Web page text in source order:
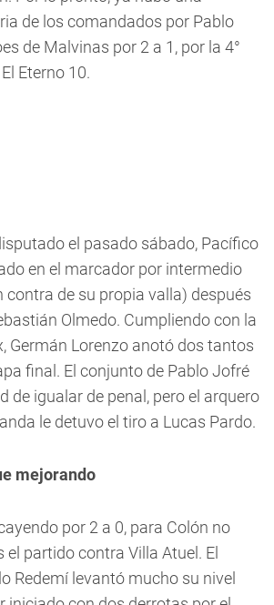
de los comandados por Pablo
de Malvinas por 2 a 1, por la 4°
Eterno 10.
el pasado sábado, Pacífico
en el marcador por intermedio
contra de su propia valla) después
Olmedo. Cumpliendo con la
Germán Lorenzo anotó dos tantos
final. El conjunto de Pablo Jofré
de igualar de penal, pero el arquero
le detuvo el tiro a Lucas Pardo.
mejorando
por 2 a 0, para Colón no
partido contra Villa Atuel. El
Redemí levantó mucho su nivel